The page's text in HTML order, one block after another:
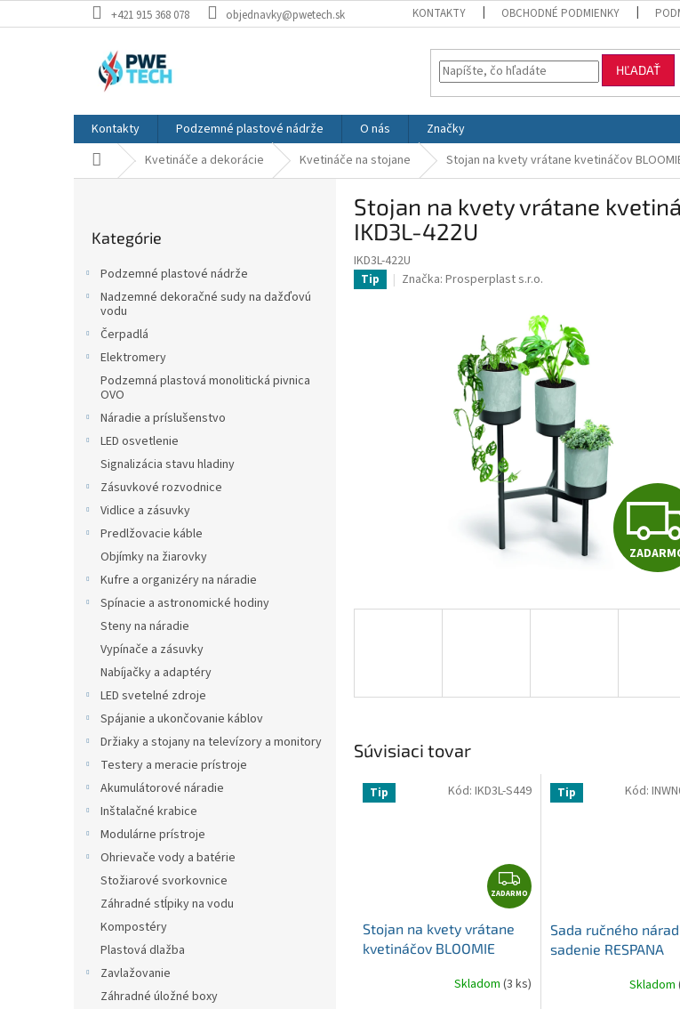
na
+421 915 368 078 objednavky@pwetech.sk KONTAKTY OBCHODNÉ PODMIENKY
HĽADAŤ
Kontakty Podzemné plastové nádrže O nás
Značky
DomovKvetináče a dekorácie Kvetináče na stojane Stojan na kvety vrátane kvetináčov
kategórie
Kategórie
Podzemné plastové nádrže
Nadzemné dekoračné sudy na dažďovú
vodu
Čerpadlá
Elektromery
Podzemná plastová monolitická pivnica
OVO
Náradie a príslušenstvo
LED osvetlenie
Signalizácia stavu hladiny
Zásuvkové rozvodnice
Vidlice a zásuvky
Predlžovacie káble
Objímky na žiarovky
Kufre a organizéry na náradie
Spínacie a astronomické hodiny
Steny na náradie
Vypínače a zásuvky
Nabíjačky a adaptéry
LED svetelné zdroje
Spájanie a ukončovanie káblov
Držiaky a stojany na televízory a monitory
Testery a meracie prístroje
Akumulátorové náradie
Inštalačné krabice
Modulárne prístroje
Ohrievače vody a batérie
Stožiarové svorkovnice
Záhradné stĺpiky na vodu
Kompostéry
Plastová dlažba
Zavlažovanie
Záhradné úložné boxy
Stojan na kvety vrátane
IKD3L-422U
IKD3L-422U
Tip Značka: Prosperplast s.r.o.
Súvisiaci tovar
Tip
Z
A
M
ZADARMO
Stojan na kvety vrátane
kvetináčov BLOOMIE
Skladom (3 ks)
Kód: IKD3L-S449 Tip
Sada ručného
sadenie RESPANA
Skladom
Kód: